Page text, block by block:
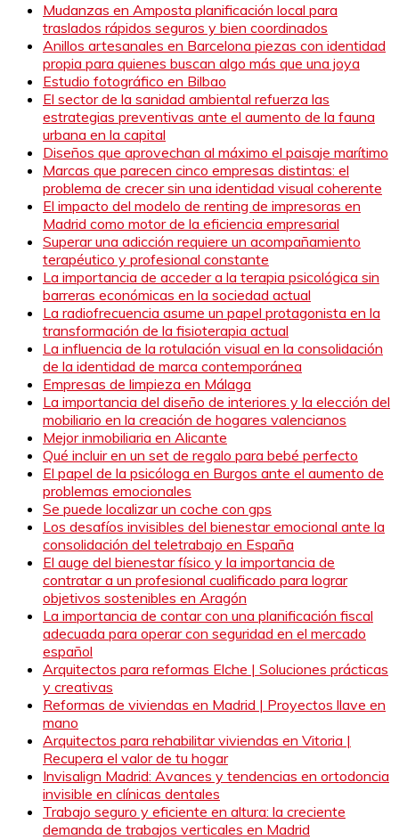
Mudanzas en Amposta planificación local para
traslados rápidos seguros y bien coordinados
Anillos artesanales en Barcelona piezas con identidad
propia para quienes buscan algo más que una joya
Estudio fotográfico en Bilbao
El sector de la sanidad ambiental refuerza las
estrategias preventivas ante el aumento de la fauna
urbana en la capital
Diseños que aprovechan al máximo el paisaje marítimo
Marcas que parecen cinco empresas distintas: el
problema de crecer sin una identidad visual coherente
El impacto del modelo de renting de impresoras en
Madrid como motor de la eficiencia empresarial
Superar una adicción requiere un acompañamiento
terapéutico y profesional constante
La importancia de acceder a la terapia psicológica sin
barreras económicas en la sociedad actual
La radiofrecuencia asume un papel protagonista en la
transformación de la fisioterapia actual
La influencia de la rotulación visual en la consolidación
de la identidad de marca contemporánea
Empresas de limpieza en Málaga
La importancia del diseño de interiores y la elección del
mobiliario en la creación de hogares valencianos
Mejor inmobiliaria en Alicante
Qué incluir en un set de regalo para bebé perfecto
El papel de la psicóloga en Burgos ante el aumento de
problemas emocionales
Se puede localizar un coche con gps
Los desafíos invisibles del bienestar emocional ante la
consolidación del teletrabajo en España
El auge del bienestar físico y la importancia de
contratar a un profesional cualificado para lograr
objetivos sostenibles en Aragón
La importancia de contar con una planificación fiscal
adecuada para operar con seguridad en el mercado
español
Arquitectos para reformas Elche | Soluciones prácticas
y creativas
Reformas de viviendas en Madrid | Proyectos llave en
mano
Arquitectos para rehabilitar viviendas en Vitoria |
Recupera el valor de tu hogar
Invisalign Madrid: Avances y tendencias en ortodoncia
invisible en clínicas dentales
Trabajo seguro y eficiente en altura: la creciente
demanda de trabajos verticales en Madrid